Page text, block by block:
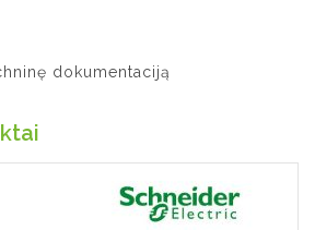
dokumentaciją